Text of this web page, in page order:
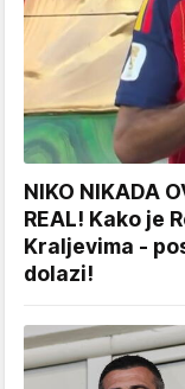
NIKO NIKADA
REAL! Kako je
Kraljevima -
dolazi!